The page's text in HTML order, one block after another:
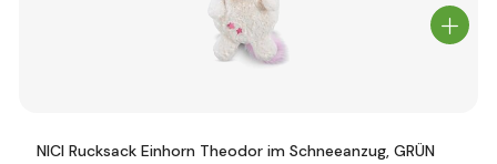
NICI Rucksack Einhorn Theodor im Schneeanzug, GRÜN